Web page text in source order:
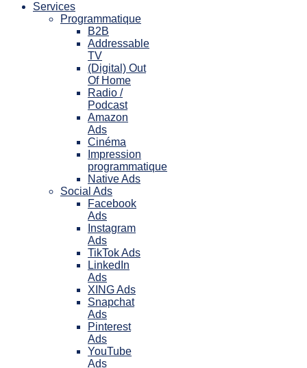
Services
Programmatique
B2B
Addressable
TV
(Digital) Out
Of Home
Radio /
Podcast
Amazon
Ads
Cinéma
Impression
programmatique
Native Ads
Social Ads
Facebook
Ads
Instagram
Ads
TikTok Ads
LinkedIn
Ads
XING Ads
Snapchat
Ads
Pinterest
Ads
YouTube
Ads